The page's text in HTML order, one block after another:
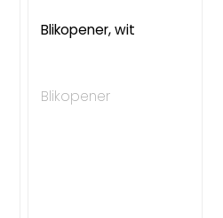
Blikopener, wit
Blikopener